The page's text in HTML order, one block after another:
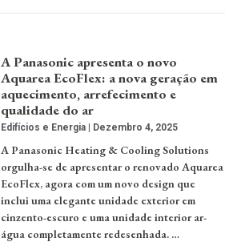
A Panasonic apresenta o novo
Aquarea EcoFlex: a nova geração em
aquecimento, arrefecimento e
qualidade do ar
Edifícios e Energia Dezembro 4, 2025
A Panasonic Heating & Cooling Solutions
orgulha-se de apresentar o renovado Aquarea
EcoFlex, agora com um novo design que
inclui uma elegante unidade exterior em
cinzento-escuro e uma unidade interior ar-
água completamente redesenhada. …